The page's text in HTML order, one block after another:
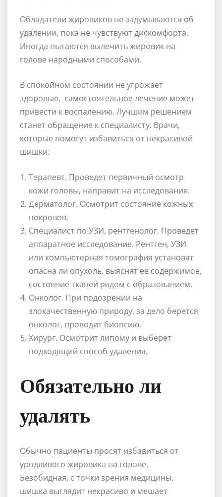
Обладатели жировиков не задумываются об
удалении, пока не чувствуют дискомфорта.
Иногда пытаются вылечить жировик на
голове народными способами.
В спокойном состоянии не угрожает
здоровью, самостоятельное лечение может
привести к воспалению. Лучшим решением
станет обращение к специалисту. Врачи,
которые помогут избавиться от некрасивой
шишки:
Терапевт. Проведет первичный осмотр
кожи головы, направит на исследование.
Дерматолог. Осмотрит состояние кожных
покровов.
Специалист по УЗИ, рентгенолог. Проведет
аппаратное исследование. Рентген, УЗИ
или компьютерная томография установят
опасна ли опухоль, выяснят ее содержимое,
состояние тканей рядом с образованием.
Онколог. При подозрении на
злокачественную природу, за дело берется
онколог, проводит биопсию.
Хирург. Осмотрит липому и выберет
подходящий способ удаления.
Обязательно ли
удалять
Обычно пациенты просят избавиться от
уродливого жировика на голове.
Безобидная, с точки зрения медицины,
шишка выглядит некрасиво и мешает